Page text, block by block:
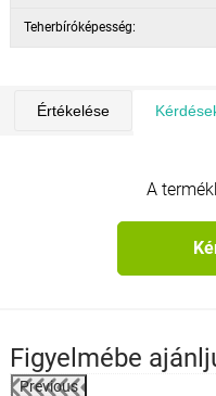
Teherbíróképesség:
Értékelése
A
Figyelmébe
Previous